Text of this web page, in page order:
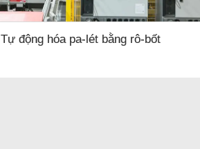
Tự động hóa pa-lét bằng rô-bốt